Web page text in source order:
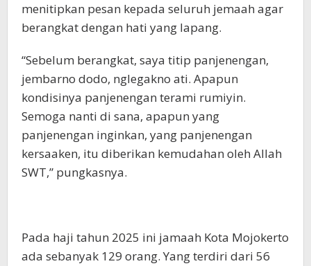
menitipkan pesan kepada seluruh jemaah agar
berangkat dengan hati yang lapang.
“Sebelum berangkat, saya titip panjenengan,
jembarno dodo, nglegakno ati. Apapun
kondisinya panjenengan terami rumiyin.
Semoga nanti di sana, apapun yang
panjenengan inginkan, yang panjenengan
kersaaken, itu diberikan kemudahan oleh Allah
SWT,” pungkasnya.
Pada haji tahun 2025 ini jamaah Kota Mojokerto
ada sebanyak 129 orang. Yang terdiri dari 56